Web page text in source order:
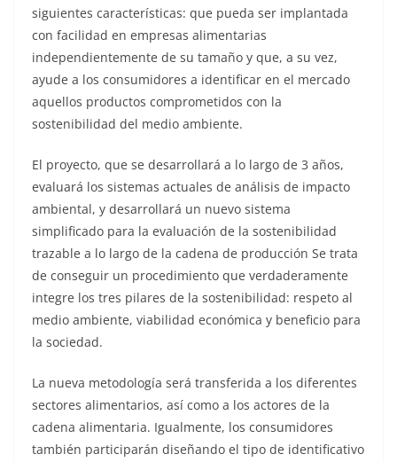
siguientes características: que pueda ser implantada
con facilidad en empresas alimentarias
independientemente de su tamaño y que, a su vez,
ayude a los consumidores a identificar en el mercado
aquellos productos comprometidos con la
sostenibilidad del medio ambiente.
El proyecto, que se desarrollará a lo largo de 3 años,
evaluará los sistemas actuales de análisis de impacto
ambiental, y desarrollará un nuevo sistema
simplificado para la evaluación de la sostenibilidad
trazable a lo largo de la cadena de producción Se trata
de conseguir un procedimiento que verdaderamente
integre los tres pilares de la sostenibilidad: respeto al
medio ambiente, viabilidad económica y beneficio para
la sociedad.
La nueva metodología será transferida a los diferentes
sectores alimentarios, así como a los actores de la
cadena alimentaria. Igualmente, los consumidores
también participarán diseñando el tipo de identificativo